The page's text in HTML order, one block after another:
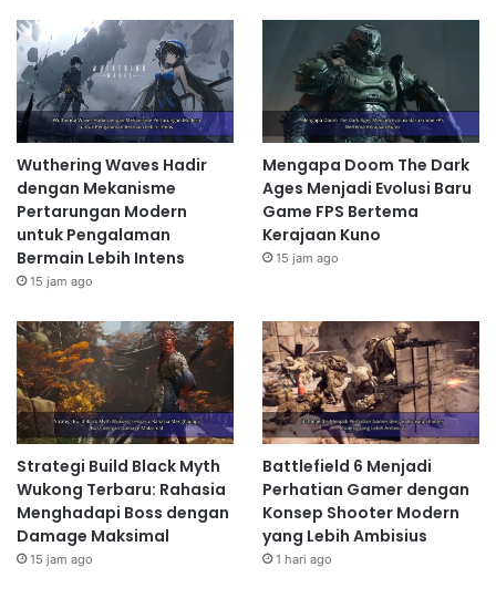
Wuthering Waves Hadir
dengan Mekanisme
Pertarungan Modern
untuk Pengalaman
Bermain Lebih Intens
15 jam ago
Mengapa Doom The Dark
Ages Menjadi Evolusi Baru
Game FPS Bertema
Kerajaan Kuno
15 jam ago
Strategi Build Black Myth
Wukong Terbaru: Rahasia
Menghadapi Boss dengan
Damage Maksimal
15 jam ago
Battlefield 6 Menjadi
Perhatian Gamer dengan
Konsep Shooter Modern
yang Lebih Ambisius
1 hari ago